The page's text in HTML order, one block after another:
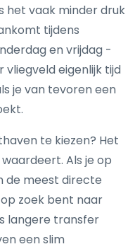
het vaak minder druk
tijdens
en vrijdag -
vliegveld eigenlijk tijd
je van tevoren een
te kiezen? Het
Als je op
de meest directe
op zoek bent naar
langere transfer
een slim